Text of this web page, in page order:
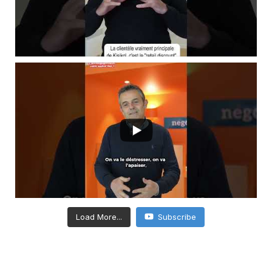
Load More... Subscribe